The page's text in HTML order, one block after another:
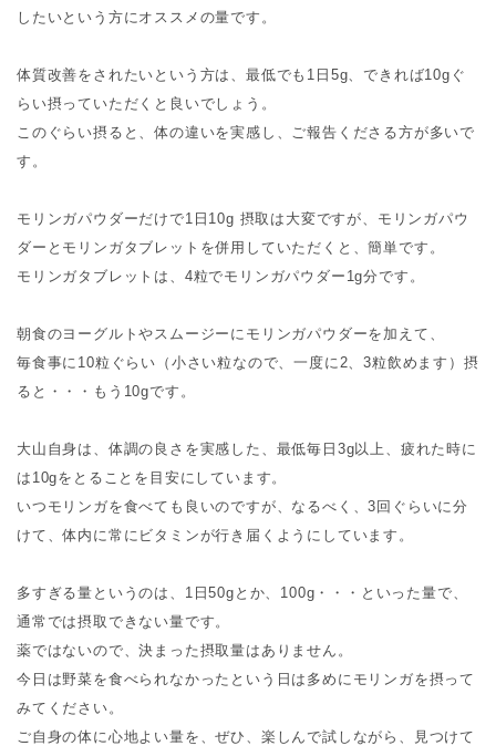
したいという方にオススメの量です。
体質改善をされたいという方は、最低でも1日5g、できれば10gぐ
らい摂っていただくと良いでしょう。
このぐらい摂ると、体の違いを実感し、ご報告くださる方が多いで
す。
モリンガパウダーだけで1日10g 摂取は大変ですが、モリンガパウ
ダーとモリンガタブレットを併用していただくと、簡単です。
モリンガタブレットは、4粒でモリンガパウダー1g分です。
朝食のヨーグルトやスムージーにモリンガパウダーを加えて、
毎食事に10粒ぐらい（小さい粒なので、一度に2、3粒飲めます）摂
ると・・・もう10gです。
大山自身は、体調の良さを実感した、最低毎日3g以上、疲れた時に
は10gをとることを目安にしています。
いつモリンガを食べても良いのですが、なるべく、3回ぐらいに分
けて、体内に常にビタミンが行き届くようにしています。
多すぎる量というのは、1日50gとか、100g・・・といった量で、
通常では摂取できない量です。
薬ではないので、決まった摂取量はありません。
今日は野菜を食べられなかったという日は多めにモリンガを摂って
みてください。
ご自身の体に心地よい量を、ぜひ、楽しんで試しながら、見つけて